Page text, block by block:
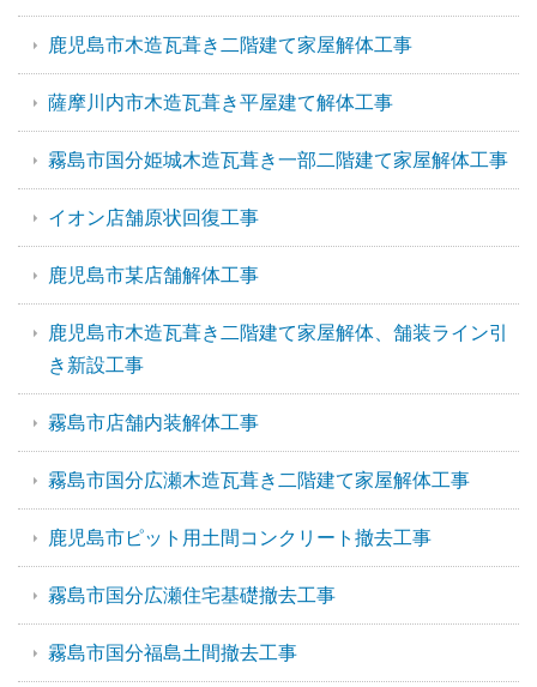
鹿児島市木造瓦葺き二階建て家屋解体工事
薩摩川内市木造瓦葺き平屋建て解体工事
霧島市国分姫城木造瓦葺き一部二階建て家屋解体工事
イオン店舗原状回復工事
鹿児島市某店舗解体工事
鹿児島市木造瓦葺き二階建て家屋解体、舗装ライン引
き新設工事
霧島市店舗内装解体工事
霧島市国分広瀬木造瓦葺き二階建て家屋解体工事
鹿児島市ピット用土間コンクリート撤去工事
霧島市国分広瀬住宅基礎撤去工事
霧島市国分福島土間撤去工事